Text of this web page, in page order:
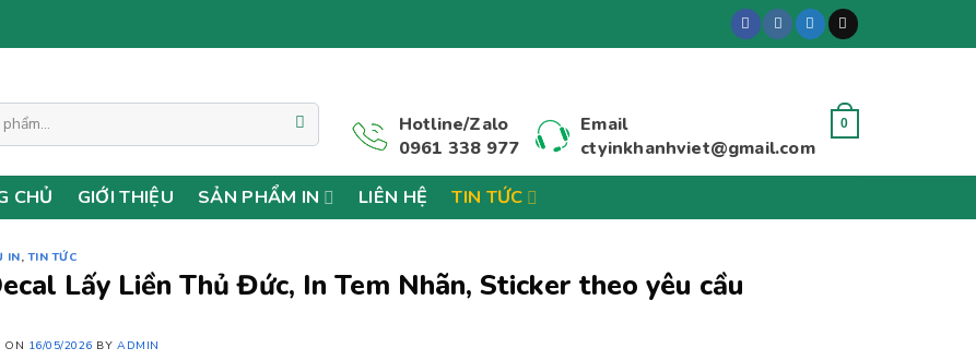
Hotline/Zalo
0961 338 977
Email
ctyinkhanhviet@gmail.com
0
CHỦ GIỚI THIỆU SẢN PHẨM IN LIÊN HỆ TIN TỨC
IN,TIN TỨC
Lấy Liền Thủ Đức, In Tem Nhãn, Sticker theo yêu cầu
ON 16/05/2026 BYADMIN